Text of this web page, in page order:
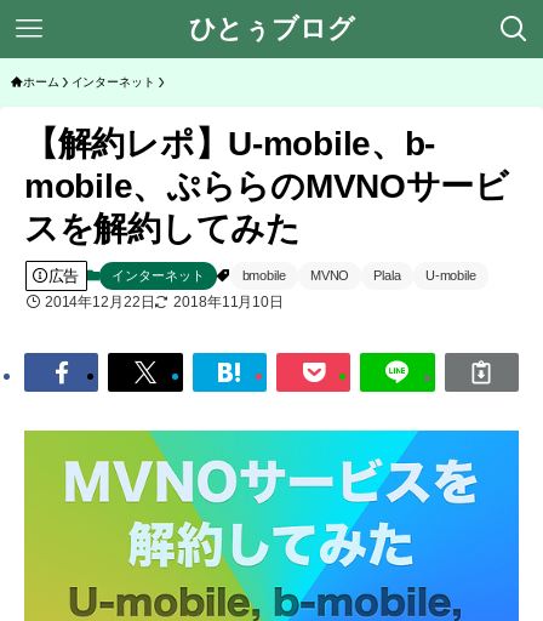
ひとぅブログ
ホーム インターネット
【解約レポ】U-mobile、b-
mobile、ぷららのMVNOサービ
スを解約してみた
広告 インターネット bmobile MVNO Plala U-mobile
2014年12月22日 2018年11月10日